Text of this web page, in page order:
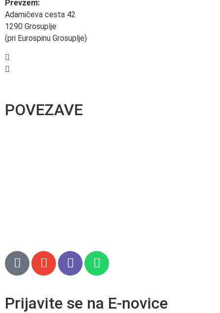
Prevzem:
Adamičeva cesta 42
1290 Grosuplje
(pri Eurospinu Grosuplje)
POVEZAVE
Prijavite se na E-novice